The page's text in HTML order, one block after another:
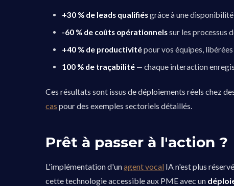
+30 % de leads qualifiésgrâce à une
-60 % de coûts opérationnelssur les processus
+40 % de productivitépour vos équipes,
100 % de traçabilité — chaque interaction
Ces résultats sont issus de déploiements réels chez
cas pour des exemples sectoriels détaillés.
Prêt à passer à l'action ?
L'implémentation d'unagent vocal IA n'est plus
cette technologie accessible aux PME avec un